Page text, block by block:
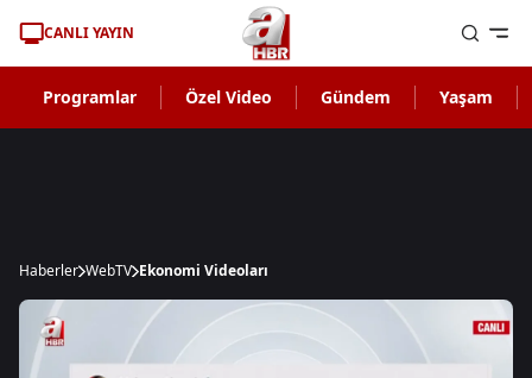
CANLI YAYIN
Programlar Özel Video Gündem Yaşam
Haberler WebTV Ekonomi Videoları